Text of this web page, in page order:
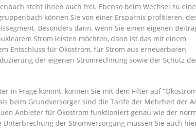
steht Ihnen auch frei. Ebenso beim Wechsel zu
können Sie von einer Ersparnis profitieren,
Besonders dann, wenn Sie einen eigenen
Strom leisten möchten, dann ist das mit einem
Entschluss für Ökostrom, für Strom aus erneuerbaren
der eigenen Stromrechnung sowie der Schutz
in Frage kommt, können Sie mit dem Filter auf
beim Grundversorger sind die Tarife der Mehrheit der
Anbieter für Ökostrom funktioniert genau wie der
der Stromversorgung müssen Sie auch